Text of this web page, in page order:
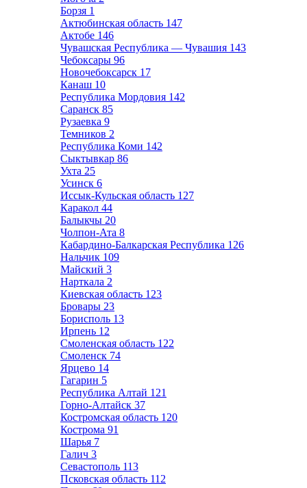
Борзя 1
Актюбинская область 147
Актобе 146
Чувашская Республика — Чувашия 143
Чебоксары 96
Новочебоксарск 17
Канаш 10
Республика Мордовия 142
Саранск 85
Рузаевка 9
Темников 2
Республика Коми 142
Сыктывкар 86
Ухта 25
Усинск 6
Иссык-Кульская область 127
Каракол 44
Балыкчы 20
Чолпон-Ата 8
Кабардино-Балкарская Республика 126
Нальчик 109
Майский 3
Нарткала 2
Киевская область 123
Бровары 23
Борисполь 13
Ирпень 12
Смоленская область 122
Смоленск 74
Ярцево 14
Гагарин 5
Республика Алтай 121
Горно-Алтайск 37
Костромская область 120
Кострома 91
Шарья 7
Галич 3
Севастополь 113
Псковская область 112